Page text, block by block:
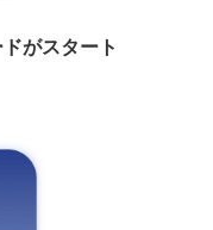
がスタート